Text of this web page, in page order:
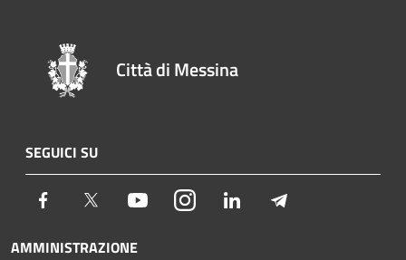
Città di Messina
SEGUICI SU
Facebook Twitter YoutubeInstagram LinkedIn
AMMINISTRAZIONE